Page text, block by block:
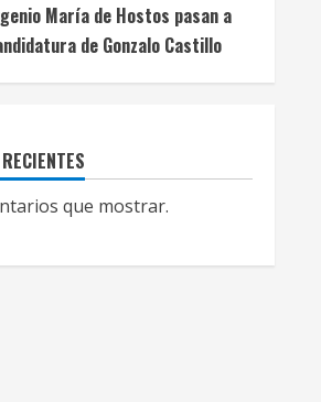
María de Hostos pasan a
de Gonzalo Castillo
que mostrar.